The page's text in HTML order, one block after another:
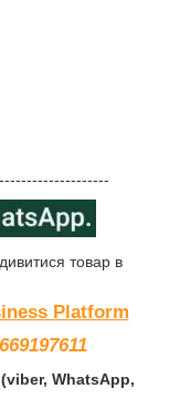
товар в
Platform
(viber, WhatsApp,